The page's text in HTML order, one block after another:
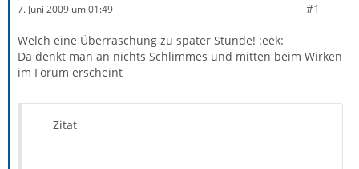
7. Juni 2009 um 01:49 #1
Welch eine Überraschung zu später Stunde! :eek:
Da denkt man an nichts Schlimmes und mitten beim Wirken
im Forum erscheint
Zitat